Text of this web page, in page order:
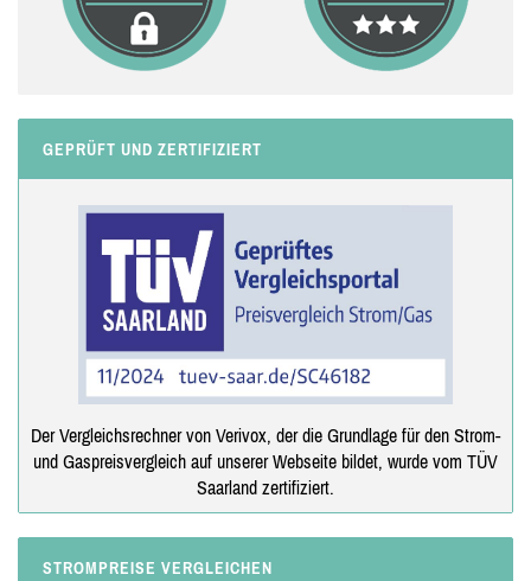
GEPRÜFT UND ZERTIFIZIERT
Der Vergleichsrechner von Verivox, der die Grundlage für den Strom-
und Gaspreisvergleich auf unserer Webseite bildet, wurde vom TÜV
Saarland zertifiziert.
STROMPREISE VERGLEICHEN